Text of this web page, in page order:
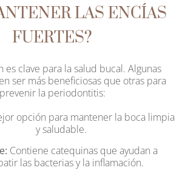
LAS ENCÍAS
FUERTES?
es clave para la salud bucal. Algunas
ser más beneficiosas que otras para
prevenir la periodontitis:
opción para mantener la boca limpia
y saludable.
Contiene catequinas que ayudan a
las bacterias y la inflamación.